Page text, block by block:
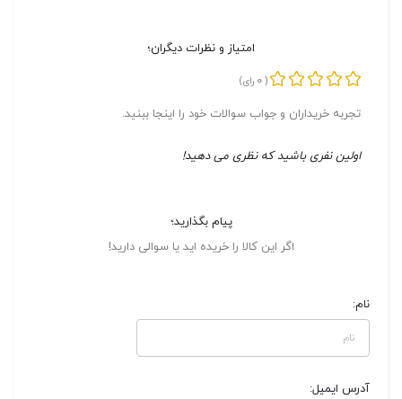
امتیاز و نظرات دیگران؛
(
0 رای)
تجربه خریداران و جواب سوالات خود را اینجا ببنید.
اولین نفری باشید که نظری می دهید!
پیام بگذارید؛
اگر این کالا را خریده اید یا سوالی دارید!
نام:
آدرس ایمیل: